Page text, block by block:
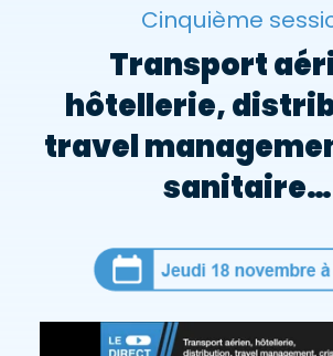
Cinquième
Transport
hôtellerie,
travel
sanitaire…